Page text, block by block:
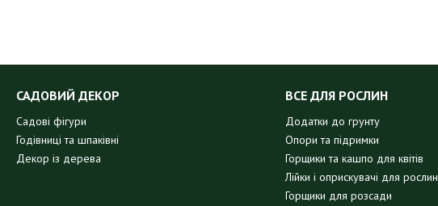
САДОВИЙ ДЕКОР
Садові фігури
Годівниці та шпаківні
Декор із дерева
ВСЕ ДЛЯ РОСЛИН
Додатки до грунту
Опори та підримки
Горщики та кашпо для квітів
Лійки і оприскувачі для рослин
Горщики для розсади